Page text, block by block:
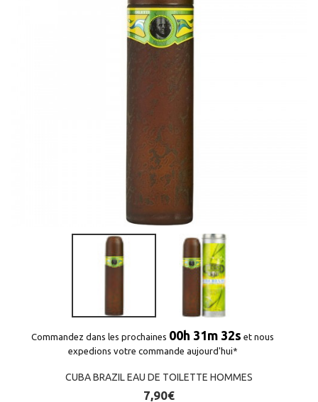
Commandez dans les prochaines 00h 31m 32s et nous
expedions votre commande aujourd'hui*
CUBA BRAZIL EAU DE TOILETTE HOMMES
7,90€